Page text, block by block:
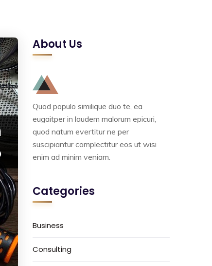
About Us
Quod populo similique duo te, ea
eugaitper in laudem malorum epicuri,
quod natum evertitur ne per
suscipiantur complectitur eos ut wisi
enim ad minim veniam.
Categories
Business
Consulting